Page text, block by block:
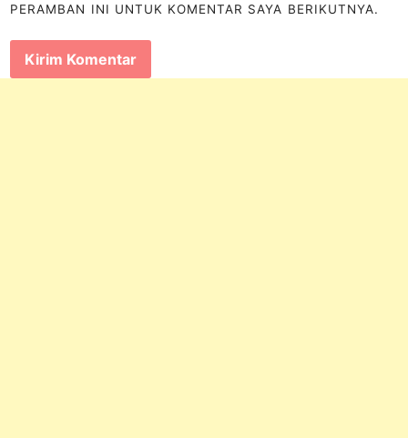
PERAMBAN INI UNTUK KOMENTAR SAYA BERIKUTNYA.